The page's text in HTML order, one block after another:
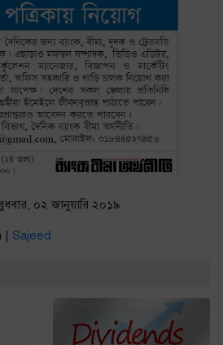
০২ জানুয়ারি ২০১৯
| Sajeed